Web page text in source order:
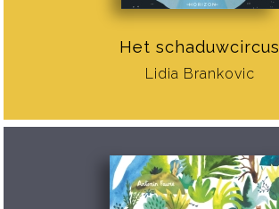
Het schaduwcircus
Lidia Brankovic